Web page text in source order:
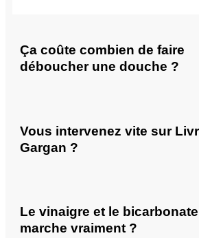
Ça coûte combien de faire
déboucher une douche ?
Vous intervenez vite sur
Gargan ?
Le vinaigre et le
marche vraiment ?